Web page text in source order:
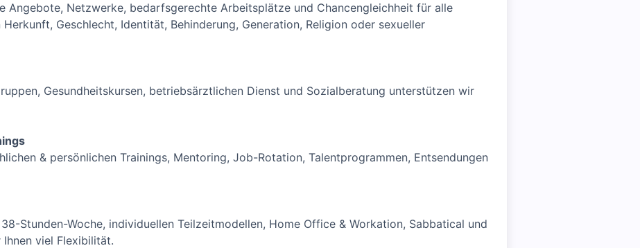
Angebote, Netzwerke, bedarfsgerechte Arbeitsplätze und Chancengleichheit für alle
Geschlecht, Identität, Behinderung, Generation, Religion oder sexueller
Gesundheitskursen, betriebsärztlichen Dienst und Sozialberatung unterstützen wir
& persönlichen Trainings, Mentoring, Job-Rotation, Talentprogrammen, Entsendungen
Stunden-Woche, individuellen Teilzeitmodellen, Home Office & Workation, Sabbatical und
viel Flexibilität.